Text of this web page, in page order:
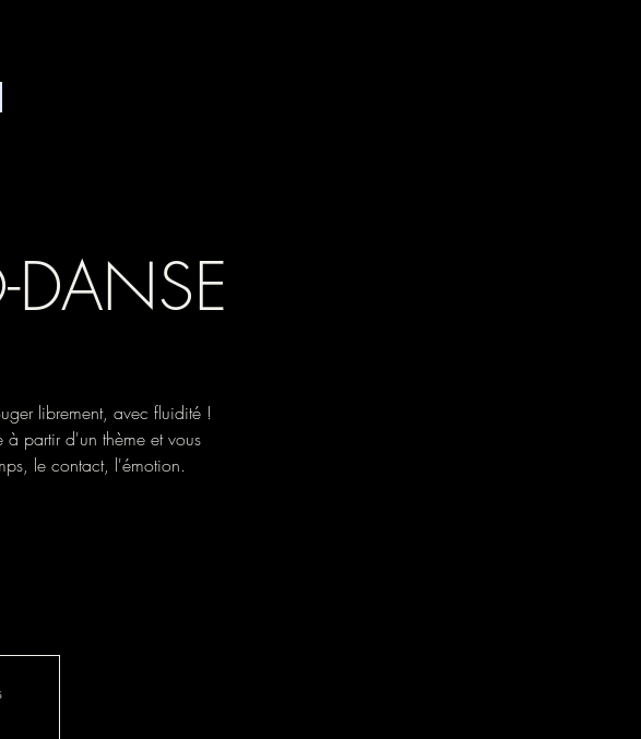
librement, avec fluidité !
partir d'un thème et vous
le contact, l'émotion.